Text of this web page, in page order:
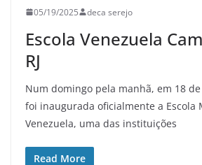
05/19/2025 deca serejo
Escola Venezuela
RJ
Num domingo pela manhã, em 18
foi inaugurada oficialmente a Escola
Venezuela, uma das instituições
Read More